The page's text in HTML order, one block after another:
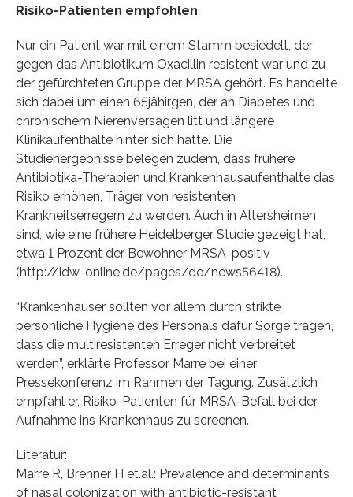
Risiko-Patienten empfohlen
Nur ein Patient war mit einem Stamm besiedelt, der
gegen das Antibiotikum Oxacillin resistent war und zu
der gefürchteten Gruppe der MRSA gehört. Es handelte
sich dabei um einen 65jähirgen, der an Diabetes und
chronischem Nierenversagen litt und längere
Klinikaufenthalte hinter sich hatte. Die
Studienergebnisse belegen zudem, dass frühere
Antibiotika-Therapien und Krankenhausaufenthalte das
Risiko erhöhen, Träger von resistenten
Krankheitserregern zu werden. Auch in Altersheimen
sind, wie eine frühere Heidelberger Studie gezeigt hat,
etwa 1 Prozent der Bewohner MRSA-positiv
(http://idw-online.de/pages/de/news56418).
“Krankenhäuser sollten vor allem durch strikte
persönliche Hygiene des Personals dafür Sorge tragen,
dass die multiresistenten Erreger nicht verbreitet
werden”, erklärte Professor Marre bei einer
Pressekonferenz im Rahmen der Tagung. Zusätzlich
empfahl er, Risiko-Patienten für MRSA-Befall bei der
Aufnahme ins Krankenhaus zu screenen.
Literatur:
Marre R, Brenner H et.al.: Prevalence and determinants
of nasal colonization with antibiotic-resistant